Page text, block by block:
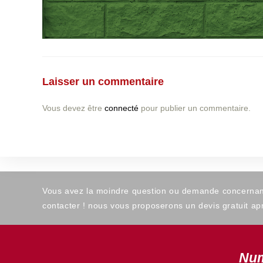
Laisser un commentaire
Vous devez être connecté pour publier un commentaire.
Vous avez la moindre question ou demande
contacter ! nous vous proposerons un devis gratuit